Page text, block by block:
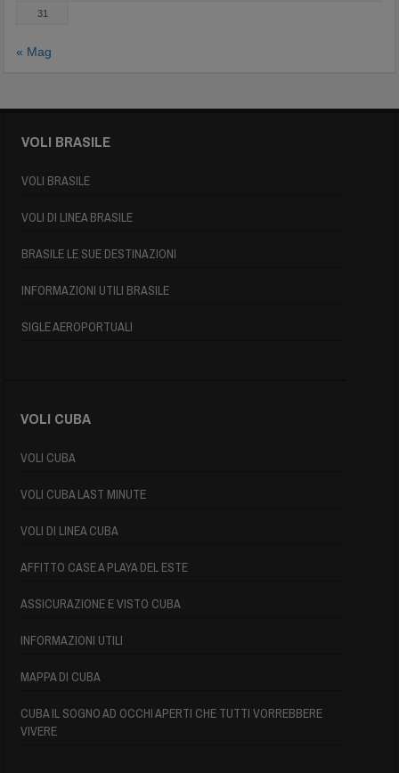
31
« Mag
VOLI BRASILE
VOLI BRASILE
VOLI DI LINEA BRASILE
BRASILE LE SUE DESTINAZIONI
INFORMAZIONI UTILI BRASILE
SIGLE AEROPORTUALI
VOLI CUBA
VOLI CUBA
VOLI CUBA LAST MINUTE
VOLI DI LINEA CUBA
AFFITTO CASE A PLAYA DEL ESTE
ASSICURAZIONE E VISTO CUBA
INFORMAZIONI UTILI
MAPPA DI CUBA
CUBA IL SOGNO AD OCCHI APERTI CHE TUTTI VORREBBERE
VIVERE